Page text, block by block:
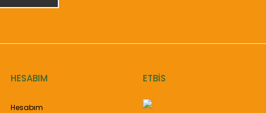
HESABIM
Hesabım
ETBİS